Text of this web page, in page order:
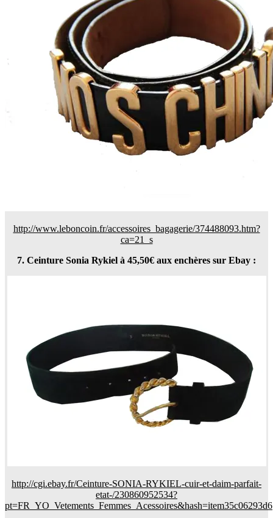
http://www.leboncoin.fr/accessoires_bagagerie/374488093.htm?
ca=21_s
7. Ceinture Sonia Rykiel à 45,50€ aux enchères sur Ebay :
http://cgi.ebay.fr/Ceinture-SONIA-RYKIEL-cuir-et-daim-parfait-
etat-/230860952534?
pt=FR_YO_Vetements_Femmes_Acessoires&hash=item35c06293d6